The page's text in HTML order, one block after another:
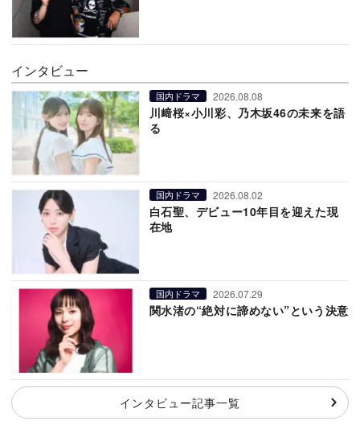
インタビュー
国内ドラマ 2026.08.08
川﨑桜×小川彩、乃木坂46の未来を語
る
国内ドラマ 2026.08.02
白石聖、デビュー10年目を迎えた現
在地
国内ドラマ 2026.07.29
関水渚の“絶対に諦めない”という決意
インタビュー記事一覧